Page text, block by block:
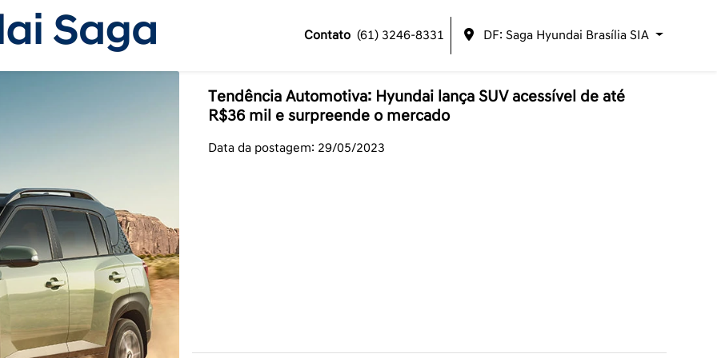
Contato (61) 3246-8331 DF: Saga Hyundai Brasília SIA
Tendência Automotiva: Hyundai lança SUV acessível de até
R$36 mil e surpreende o mercado
Data da postagem: 29/05/2023